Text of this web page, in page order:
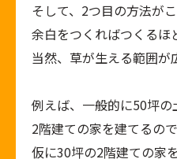
そして、 2つ目の方法がこ
余白をつくればつくるほ
当然、草が生える範囲が
例えば、一般的に50坪の
2階建ての家を建てるので
仮に30坪の2階建ての家